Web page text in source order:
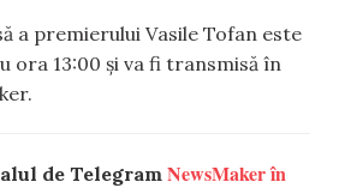
a premierului Vasile Tofan este
ora 13:00 și va fi transmisă în
de Telegram NewsMaker în